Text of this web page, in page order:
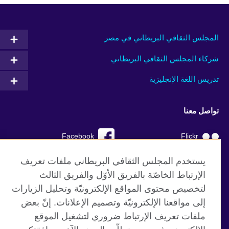
المجلس الثقافي البريطاني في مصر
شركاء المجلس الثقافي البريطاني
تدريس اللغة الإنجليزية
تواصل معنا
Facebook Flickr
YouTube RSS
TikTok
يستخدم المجلس الثقافي البريطاني ملفات تعريف
الإرتباط الخاصّة بالفريق الأوّل والفريق الثالث
لتخصيص محتوى المواقع الإلكترونيّة وتحليل الزيارات
إلى مواقعنا الإلكترونيّة وتصميم الإعلانات. إنّ بعض
ملفات تعريف الإرتباط ضروري لتشغيل الموقع